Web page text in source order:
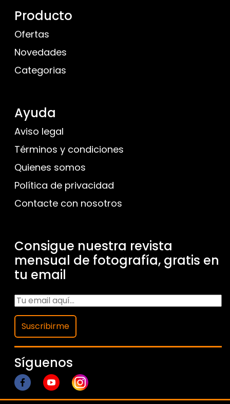
Producto
Ofertas
Novedades
Categorias
Ayuda
Aviso legal
Términos y condiciones
Quienes somos
Política de privacidad
Contacte con nosotros
Consigue nuestra revista
mensual de fotografía, gratis en
tu email
Suscribirme
Síguenos